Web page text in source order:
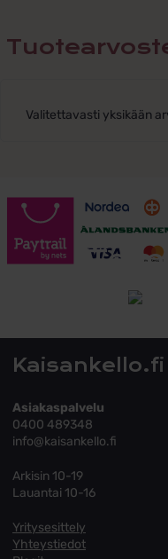
Valitettavasti yksikään
Kaisankello.fi
Asiakaspalvelu
0400 489348
info@kaisankello.fi
Arkisin 10-19
Lauantai 10-16
Yritysesittely
Yhteystiedot